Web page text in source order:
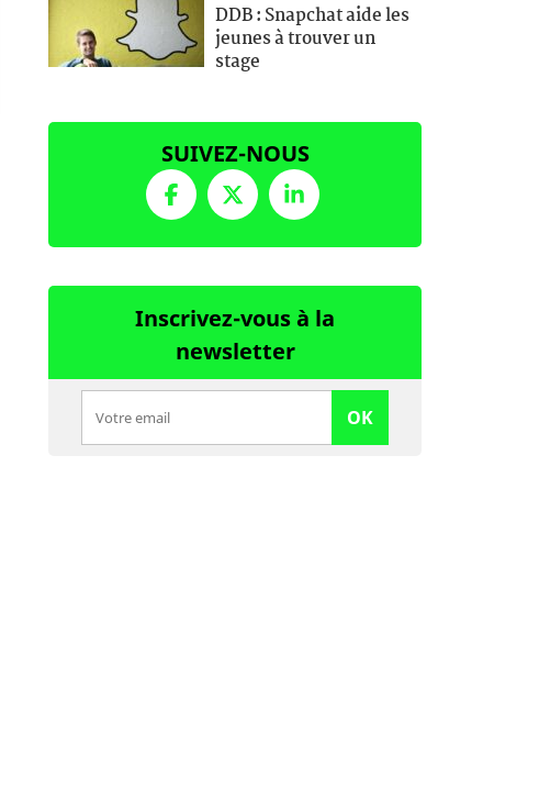
DDB : Snapchat aide les
jeunes à trouver un
stage
SUIVEZ-NOUS
Inscrivez-vous à la
newsletter
OK